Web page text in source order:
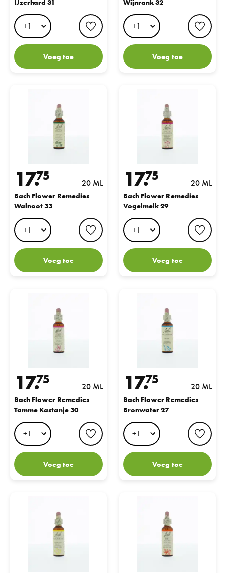
IJzerhard 31
favorite button
Voeg toe
Wijnrank 32
Voeg toe
17.
75 20 ML
Bach Flower Remedies
Walnoot 33
favorite button
Voeg toe
17.
75 20 ML
Bach Flower Remedies
Vogelmelk 29
Voeg toe
17.
75 20 ML
Bach Flower Remedies
Tamme Kastanje 30
favorite button
Voeg toe
17.
75 20 ML
Bach Flower Remedies
Bronwater 27
Voeg toe